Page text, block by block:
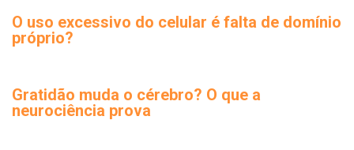
O uso excessivo do celular é falta de domínio
próprio?
Gratidão muda o cérebro? O que a
neurociência prova